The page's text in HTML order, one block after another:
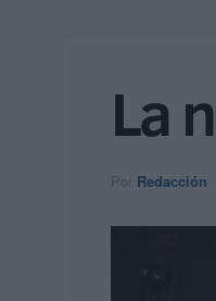
La
Por Redacción